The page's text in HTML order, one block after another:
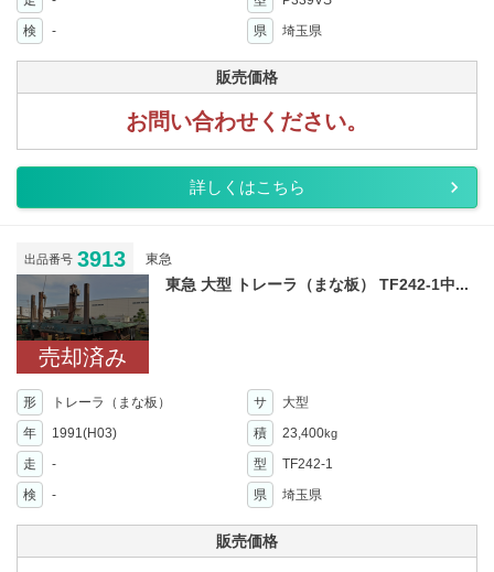
検
- 県 埼玉県
販売価格
お問い合わせください。
詳しくはこちら
出品番号 3913 東急
売却済み
東急 大型 トレーラ（まな板） TF242-1中...
形 トレーラ（まな板） サ
大型
年
1991(H03) 積 23,400kg
走 - 型
TF242-1
検
- 県 埼玉県
販売価格